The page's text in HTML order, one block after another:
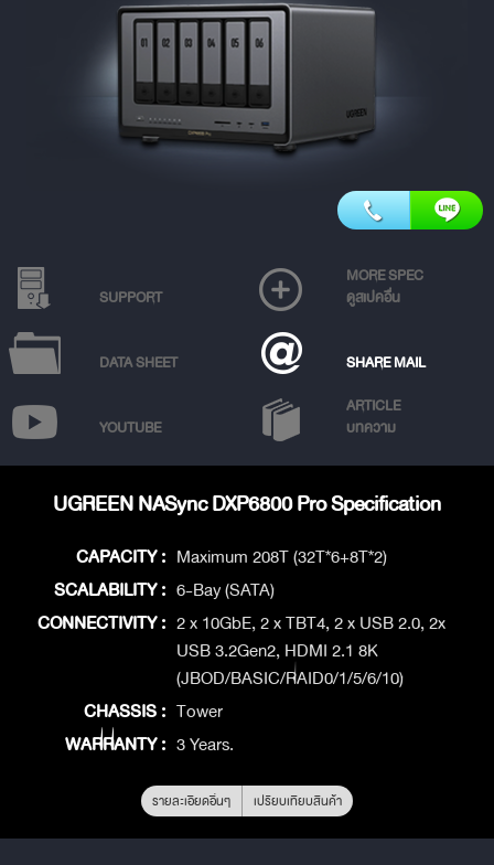
SUPPORT
MORE SPEC
ดูสเปคอื่น
DATA SHEET SHARE MAIL
YOUTUBE
ARTICLE
บทความ
UGREEN NASync DXP6800 Pro Specification
CAPACITY : Maximum 208T (32T*6+8T*2)
SCALABILITY : 6-Bay (SATA)
CONNECTIVITY : 2 x 10GbE, 2 x TBT4, 2 x USB 2.0, 2x
USB 3.2Gen2, HDMI 2.1 8K
(JBOD/BASIC/RAID0/1/5/6/10)
CHASSIS : Tower
WARRANTY : 3 Years.
รายละเอียดอื่นๆ เปรียบเทียบสินค้า